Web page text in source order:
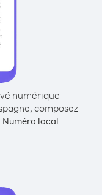
numérique
composez
Numéro local